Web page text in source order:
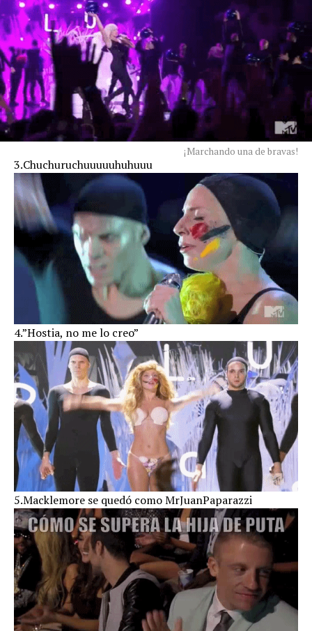
¡Marchando una de bravas!
3.Chuchuruchuuuuuhuhuuu
4.”Hostia, no me lo creo”
5.Macklemore se quedó como MrJuanPaparazzi